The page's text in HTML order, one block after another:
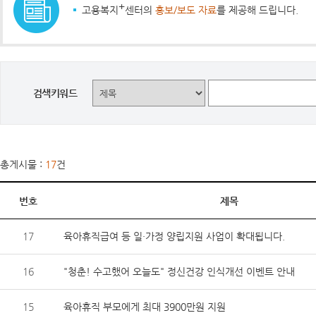
고용복지 +센터의 홍보/보도 자료를 제공해 드립니다.
검색키워드
총게시물 : 17건
번호 제목
17 육아휴직급여 등 일·가정 양립지원 사업이 확대됩니다.
16 "청춘! 수고했어 오늘도" 정신건강 인식개선 이벤트 안내
15 육아휴직 부모에게 최대 3900만원 지원